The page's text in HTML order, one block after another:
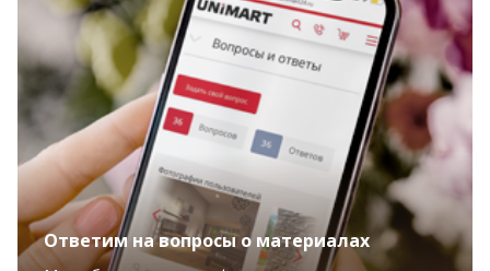
Ответим на вопросы о материалах